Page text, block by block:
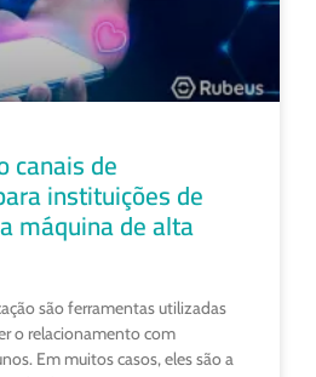
canais de
instituições de
máquina de alta
são ferramentas utilizadas
o relacionamento com
Em muitos casos, eles são a